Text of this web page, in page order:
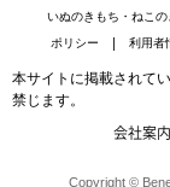
いぬのきもち・ねこの
ポリシー
利用者
本サイトに掲載されて
禁じます。
会社案内
Copyright ©